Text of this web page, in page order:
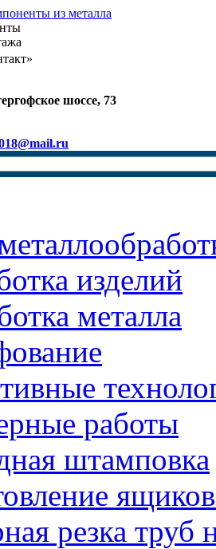
из металла
шоссе, 73
изделий
металла
работы
штамповка
резка труб